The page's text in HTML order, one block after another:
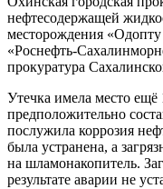
нефтесодержащей
месторождения
«Роснефть-
прокуратура
Утечка имела место ещё
предположительно
послужила коррозия
была устранена, а
на шламонакопитель.
результате аварии не